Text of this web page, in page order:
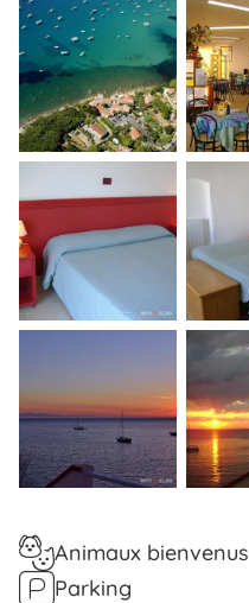
Animaux bienvenus
Parking